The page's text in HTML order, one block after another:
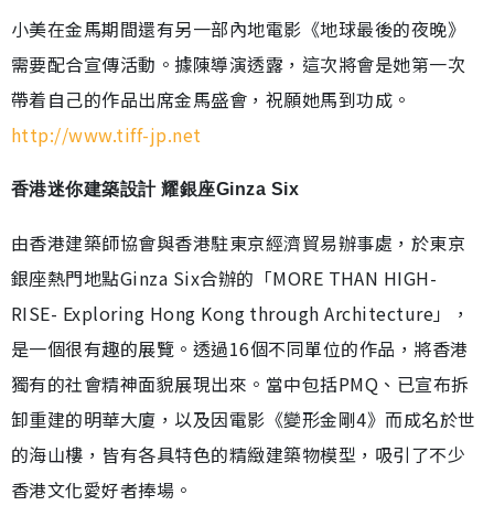
小美在金馬期間還有另一部內地電影《地球最後的夜晚》
需要配合宣傳活動。據陳導演透露，這次將會是她第一次
帶着自己的作品出席金馬盛會，祝願她馬到功成。
http://www.tiff-jp.net
香港迷你建築設計 耀銀座Ginza Six
由香港建築師協會與香港駐東京經濟貿易辦事處，於東京
銀座熱門地點Ginza Six合辦的「MORE THAN HIGH-
RISE- Exploring Hong Kong through Architecture」，
是一個很有趣的展覽。透過16個不同單位的作品，將香港
獨有的社會精神面貌展現出來。當中包括PMQ、已宣布拆
卸重建的明華大廈，以及因電影《變形金剛4》而成名於世
的海山樓，皆有各具特色的精緻建築物模型，吸引了不少
香港文化愛好者捧場。